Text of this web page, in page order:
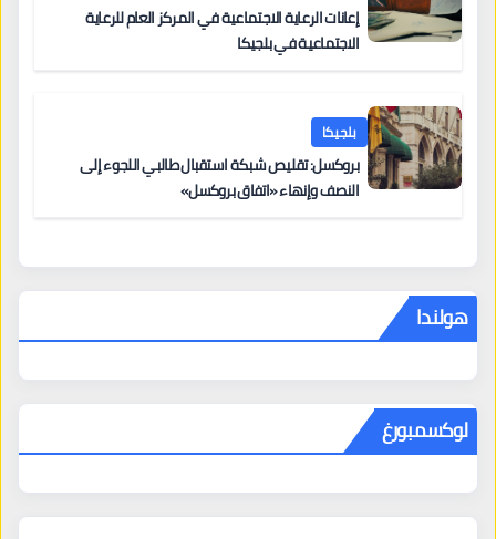
إعانات الرعاية الاجتماعية في المركز العام للرعاية
الاجتماعية في بلجيكا
بلجيكا
بروكسل: تقليص شبكة استقبال طالبي اللجوء إلى
النصف وإنهاء «اتفاق بروكسل»
هولندا
لوكسمبورغ